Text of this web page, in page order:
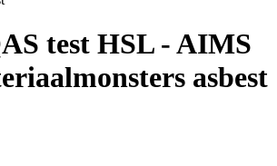
test HSL - AIMS
asbest